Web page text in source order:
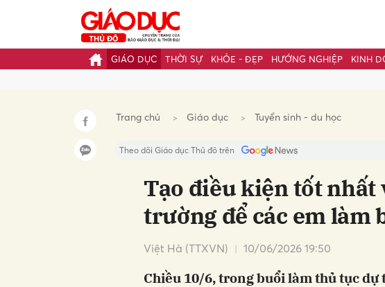
GIÁO DỤC THỜI SỰ KHỎE - ĐẸP HƯỚNG NGHIỆP KINH
Trang chủ Giáo dục Tuyển sinh - du học
Theo dõi Giáo dục Thủ đô trên
Tạo điều kiện tốt nhất
trường để các em làm
Việt Hà (TTXVN) 10/06/2026 19:50
Chiều 10/6, trong buổi làm thủ tục
Gửi bình luận